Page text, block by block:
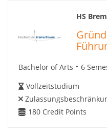
HS
Bachelor of Arts
6
Vollzeitstudium
180 Credit Points